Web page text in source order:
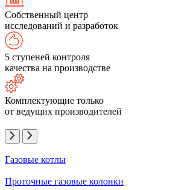
Собственный центр
исследований и разработок
5 ступеней контроля
качества на производстве
Комплектующие только
от ведущих производителей
Газовые котлы
Проточные газовые колонки